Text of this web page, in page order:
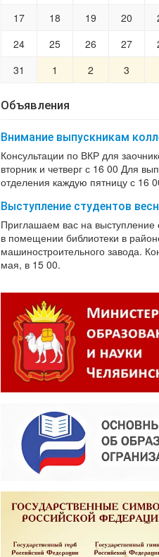
17
18 19 20
24
25 26 27
31
1 2 3
Объявления
Внимание выпускникам
Консультации по ВКР для
вторник и четверг с 16 00 Для
отделения каждую пятницу с 16
Выступление студентов
Приглашаем вас на выступление
в помещении библиотеки в
машиностроительного завода.
мая, в 15 00.